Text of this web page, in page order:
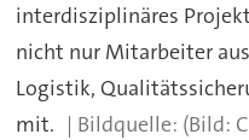
interdisziplinäres
nicht nur Mitarbeiter
Logistik,
mit.
(Bild: